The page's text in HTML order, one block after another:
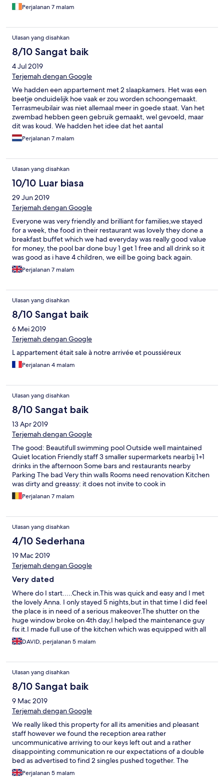
Perjalanan 7 malam
Ulasan yang disahkan
8/10 Sangat baik
4 Jul 2019
Terjemah dengan Google
We hadden een appartement met 2 slaapkamers. Het was een
beetje onduidelijk hoe vaak er zou worden schoongemaakt.
Terrasmeubilair was niet allemaal meer in goede staat. Van het
zwembad hebben geen gebruik gemaakt, wel gevoeld, maar
dit was koud. We hadden het idee dat het aantal
parkeerplaatsen te beperkt was, zeker tijdens openingstijden
van de tennisbaan. Je zit op een aantal autominuten afstand van
snelweg TF-1. Een prima uitvalsbasis voor een Tenerifevakantie.
Ook excursiebussen nemen de moeite om richting dit
hotel/app.complex te rijden. Ontbijten en dineren hebben we
niet alle dagen in het restaurant gedaan. Vriendelijk personeel
in het restaurant, overigens in het hele complex was dat zo .Het
ontbijt en avondeten is heel erg Engels georiënteerd. Lekker,
geschikt.
Perjalanan 7 malam
Ulasan yang disahkan
10/10 Luar biasa
29 Jun 2019
Terjemah dengan Google
Everyone was very friendly and brilliant for families,we stayed
for a week, the food in their restaurant was lovely they done a
breakfast buffet which we had everyday was really good value
for money, the pool bar done buy 1 get 1 free and all drink so it
was good as i have 4 children, we eill be going back again.
Perjalanan 7 malam
Ulasan yang disahkan
8/10 Sangat baik
6 Mei 2019
Terjemah dengan Google
L appartement était sale à notre arrivée et poussiéreux
Perjalanan 4 malam
Ulasan yang disahkan
8/10 Sangat baik
13 Apr 2019
Terjemah dengan Google
The good: Beautifull swimming pool Outside well maintained
Quiet location Friendly staff 3 smaller supermarkets nearbij 1+1
drinks in the afternoon Some bars and restaurants nearby
Parking The bad Very thin walls Rooms need renovation Kitchen
was dirty and greassy: it does not invite to cook in
Perjalanan 7 malam
Ulasan yang disahkan
4/10 Sederhana
19 Mac 2019
Terjemah dengan Google
Very dated
Where do I start.....Check in.This was quick and easy and I met
the lovely Anna. I only stayed 5 nights,but in that time I did feel
the place is in need of a serious makeover.The shutter on the
huge window broke on 4th day,I helped the maintenance guy
fix it.I made full use of the kitchen which was equipped with all
you need.Made my own meals as I was put off by reviews of
restaurant. My room made a vintage feel as it didn't look like it
cockroach on my dining table and got bitten by bed bugs on
final night. The hotel is 6km from the resort town of Las
Americas, so you will need a car to go anywhere if you dont want
to pay for taxis or wait for public bus.If your into sunbathing the
pool area is ok but the water can best be described as fresh.
Overall I think it's over priced for room only basis ,maybe 30%
DAVID, perjalanan 5 malam
Ulasan yang disahkan
8/10 Sangat baik
9 Mac 2019
Terjemah dengan Google
We really liked this property for all its amenities and pleasant
staff however we found the reception area rather
uncommunicative arriving to our keys left out and a rather
disappointing communication re our expectations of a double
bed as advertised to find 2 singles pushed together. The
receptionist told us there was no such thing as doubled beds
but they would try and do something to improve our
Perjalanan 5 malam